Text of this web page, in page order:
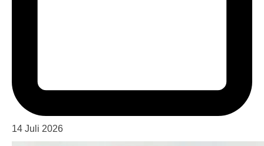
14 Juli 2026